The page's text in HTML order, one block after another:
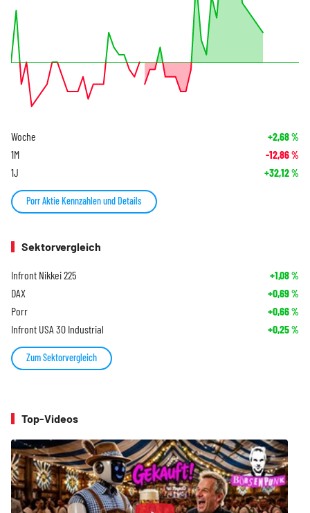
Woche +2,68%
1M -12,86%
1J +32,12%
Porr Aktie Kennzahlen und Details
Sektorvergleich
Infront Nikkei 225 +1,08%
DAX +0,69%
Porr +0,66%
Infront USA 30 Industrial +0,25%
Zum Sektorvergleich
Top-Videos